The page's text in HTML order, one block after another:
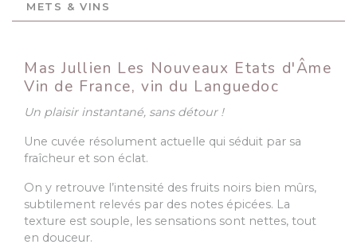
METS & VINS
Mas Jullien Les Nouveaux Etats d'Âme
Vin de France, vin du Languedoc
Un plaisir instantané, sans détour!
Une cuvée résolument actuelle qui séduit par sa
fraîcheur et son éclat.
On y retrouve l’intensité des fruits noirs bien mûrs,
subtilement relevés par des notes épicées. La
texture est souple, les sensations sont nettes, tout
en douceur.